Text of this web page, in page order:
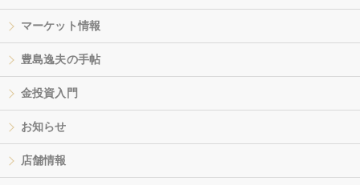
マーケット情報
豊島逸夫の手帖
金投資入門
お知らせ
店舗情報